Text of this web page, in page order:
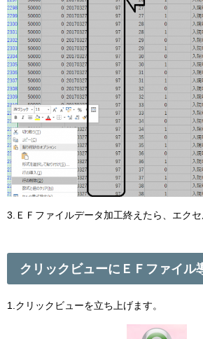
3.ＥＦファイルデータ加工終えたら、エクセ
クリックビューにＥＦファイル
1.クリックビューを立ち上げます。